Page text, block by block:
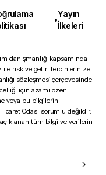
•
Yayın
İlkeleri
danışmanlığı kapsamında
ile risk ve getiri tercihlerinize
sözleşmesi çerçevesinde
için azami özen
veya bu bilgilerin
Odası sorumlu değildir.
tüm bilgi ve verilerin